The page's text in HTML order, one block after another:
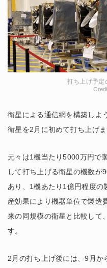
打ち上げ予定
衛星による通信網を構築しよ
衛星を2月に初めて打ち上げま
元々は1機当たり5000万円で
して打ち上げる衛星の機数が
あり、1機あたり1億円程度
産効果により機器単位で製造
来の同規模の衛星と比較して
す。
2月の打ち上げ後には、9月か